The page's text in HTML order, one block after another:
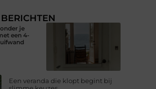
je
een 4-
Een veranda die klopt begint bij